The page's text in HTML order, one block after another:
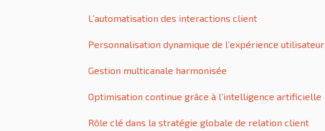
L’automatisation des interactions client
Personnalisation dynamique de l’expérience utilisateur
Gestion multicanale harmonisée
Optimisation continue grâce à l’intelligence artificielle
Rôle clé dans la stratégie globale de relation client